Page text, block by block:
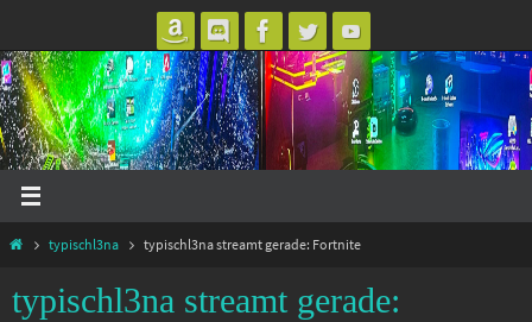
Inhalt
springen
Starttypischl3na typischl3na streamt gerade: Fortnite
typischl3na streamt gerade: